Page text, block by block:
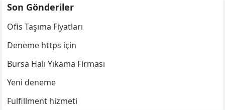
Son Gönderiler
Ofis Taşıma Fiyatları
Deneme https için
Bursa Halı Yıkama Firması
Yeni deneme
Fulfillment hizmeti